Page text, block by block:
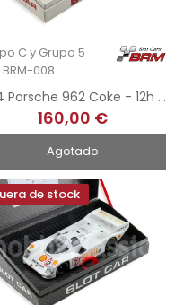
C y Grupo 5
BRM-008
1/24 Porsche 962 Coke - 12h Sebring 1986
160,00 €
Agotado
de stock